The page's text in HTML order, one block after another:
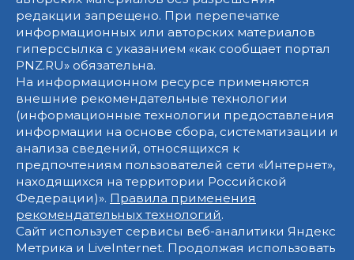
редакции запрещено. При перепечатке
информационных или авторских материалов
гиперссылка с указанием «как сообщает портал
PNZ.RU» обязательна.
На информационном ресурсе применяются
внешние рекомендательные технологии
(информационные технологии предоставления
информации на основе сбора, систематизации и
анализа сведений, относящихся к
предпочтениям пользователей сети «Интернет»,
находящихся на территории Российской
Федерации)». Правила применения
рекомендательных технологий.
Сайт использует сервисы веб-аналитики Яндекс
Метрика и LiveInternet. Продолжая использовать